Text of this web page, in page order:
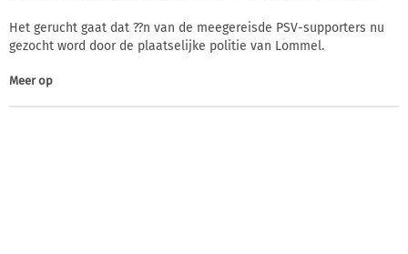
Het gerucht gaat dat ??n van de meegereisde PSV-supporters nu
gezocht word door de plaatselijke politie van Lommel.
Meer op